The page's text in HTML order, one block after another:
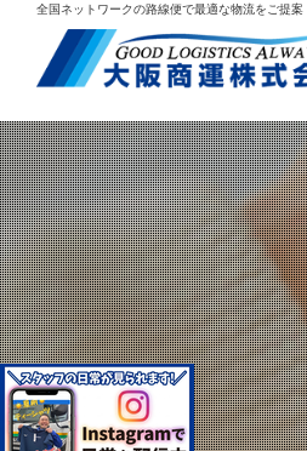
全国ネットワークの路線便で最適な物流をご提